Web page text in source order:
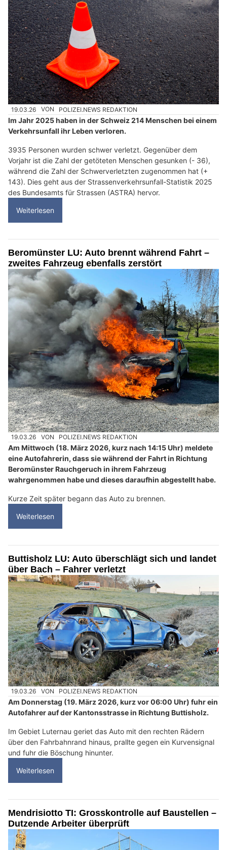
19.03.26 VON POLIZEI.NEWS REDAKTION
Im Jahr 2025 haben in der Schweiz 214 Menschen bei einem
Verkehrsunfall ihr Leben verloren.
3935 Personen wurden schwer verletzt. Gegenüber dem
Vorjahr ist die Zahl der getöteten Menschen gesunken (- 36),
während die Zahl der Schwerverletzten zugenommen hat (+
143). Dies geht aus der Strassenverkehrsunfall-Statistik 2025
des Bundesamts für Strassen (ASTRA) hervor.
Weiterlesen
Beromünster LU: Auto brennt während Fahrt –
zweites Fahrzeug ebenfalls zerstört
19.03.26 VON POLIZEI.NEWS REDAKTION
Am Mittwoch (18. März 2026, kurz nach 14:15 Uhr) meldete
eine Autofahrerin, dass sie während der Fahrt in Richtung
Beromünster Rauchgeruch in ihrem Fahrzeug
wahrgenommen habe und dieses daraufhin abgestellt habe.
Kurze Zeit später begann das Auto zu brennen.
Weiterlesen
Buttisholz LU: Auto überschlägt sich und landet
über Bach – Fahrer verletzt
19.03.26 VON POLIZEI.NEWS REDAKTION
Am Donnerstag (19. März 2026, kurz vor 06:00 Uhr) fuhr ein
Autofahrer auf der Kantonsstrasse in Richtung Buttisholz.
Im Gebiet Luternau geriet das Auto mit den rechten Rädern
über den Fahrbahnrand hinaus, prallte gegen ein Kurvensignal
und fuhr die Böschung hinunter.
Weiterlesen
Mendrisiotto TI: Grosskontrolle auf Baustellen –
Dutzende Arbeiter überprüft